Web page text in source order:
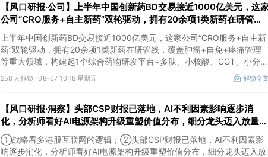
【风口研报·公司】上半年中国创新药BD交易接近1000亿美元，这
公司“CRO服务+自主新药”双轮驱动，拥有20余项1类新药在研管
线，覆盖肿瘤+自免+疼痛管理等重大领域
上半年中国创新药BD交易接近1000亿美元，这家公司“CRO服务+自主新
药”双轮驱动，拥有20余项1类新药在研管线，覆盖肿瘤+自免+疼痛管理
等重大领域，构建起1个综合药物研发平台+多肽、小核酸、CGT、小分子
4个创新技术平台，创新转型成果正逐步兑现。
258 人解锁 ·08-07 10:18 星期五 解锁全文
【风口研报·洞察】头部CSP财报已落地，AI不利因素影响逐步消
化，分析师看好AI电源架构升级重塑价值分布，细分龙头迈入放量验
证阶段；战略看多港股互联网的逻辑
①战略看多港股互联网的逻辑；②头部CSP财报已落地，AI不利因素影
响逐步消化，分析师看好AI电源架构升级重塑价值分布，细分龙头迈入放